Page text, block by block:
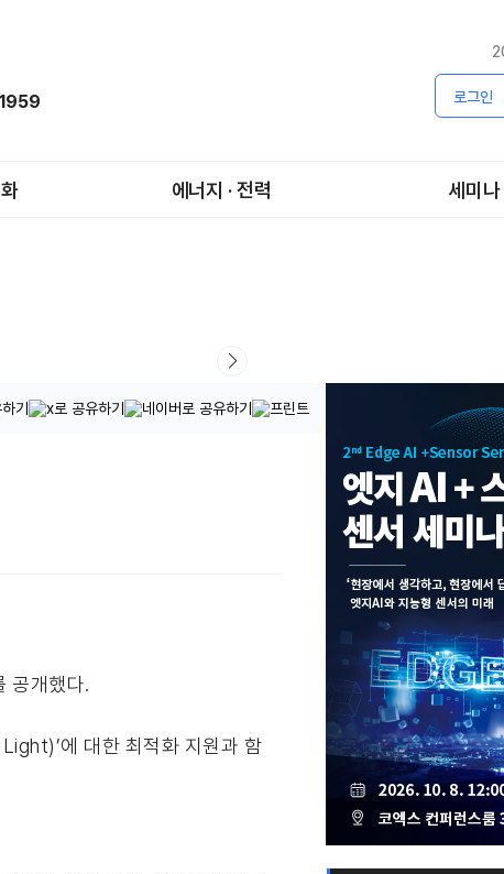
로그인
에너지 · 전력 세미나
공개했다.
에 대한 최적화 지원과 함